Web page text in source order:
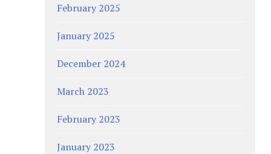
February 2025
January 2025
December 2024
March 2023
February 2023
January 2023